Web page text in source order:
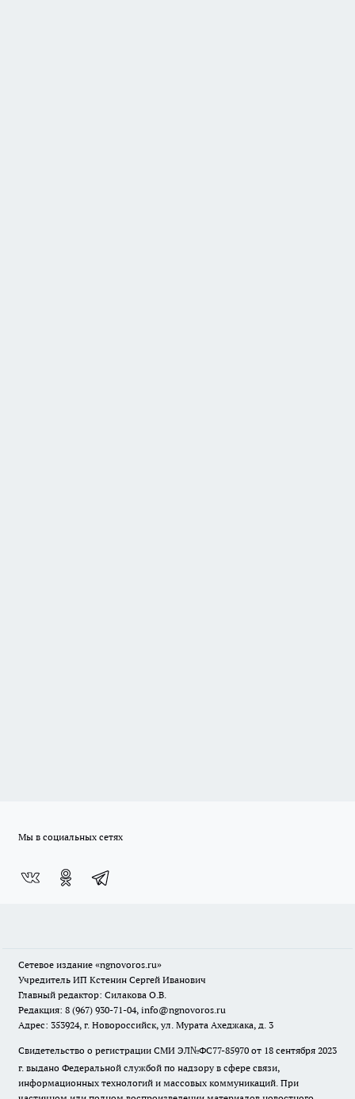
Мы в социальных сетях
Сетевое издание «ngnovoros.ru»
Учредитель ИП Кстенин Сергей Иванович
Главный редактор: Силакова О.В.
Редакция: 8 (967) 930-71-04, info@ngnovoros.ru
Адрес: 353924, г. Новороссийск, ул. Мурата Ахеджака, д. 3
Свидетельство о регистрации СМИ ЭЛ№ФС77-85970 от 18 сентября 2023
г. выдано Федеральной службой по надзору в сфере связи,
информационных технологий и массовых коммуникаций. При